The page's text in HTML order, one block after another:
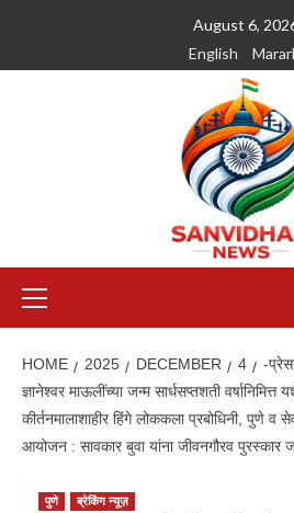
August 6,
English
HOME 2025 DECEMBER 4
-
ज्ञानेश्वर माऊलींच्या जन्म सार्धसप्तशती
कीर्तनमालाशाहीर हिंगे लोककला प्रबोधिनी, पुणे व
आयोजन : सावकार बुवा यांना जीवनगौरव पुरस्कार
पुणे ब्रेकिंग न्यूज़